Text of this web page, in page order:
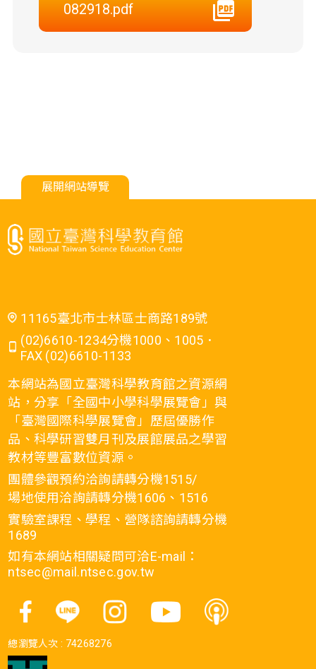
082918.pdf
展開網站導覽
11165臺北市士林區士商路189號
(02)6610-1234分機1000、1005．
FAX (02)6610-1133
本網站為國立臺灣科學教育館之資源網
站，分享「全國中小學科學展覽會」與
「臺灣國際科學展覽會」歷屆優勝作
品、科學研習雙月刊及展館展品之學習
教材等豐富數位資源。
團體參觀預約洽詢請轉分機1515/
場地使用洽詢請轉分機1606、1516
實驗室課程、學程、營隊諮詢請轉分機
1689
如有本網站相關疑問可洽E-mail：
ntsec@mail.ntsec.gov.tw
總瀏覽人次 : 74268276